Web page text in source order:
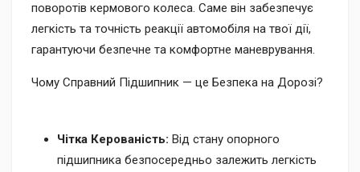
поворотів кермового колеса. Саме він забезпечує
легкість та точність реакції автомобіля на твої дії,
гарантуючи безпечне та комфортне маневрування.
Чому Справний Підшипник — це Безпека на Дорозі?
Чітка Керованість: Від стану опорного
підшипника безпосередньо залежить легкість